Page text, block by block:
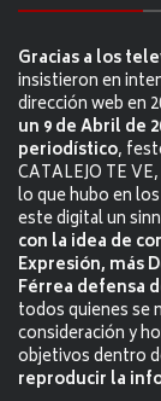
Gracias a los
insistieron en
dirección web en
un 9 de Abril de
periodístico,
CATALEJO TE
lo que hubo en
este digital un
con la idea de
Expresión, más
Férrea defensa
todos quienes se
consideración y
objetivos dentro
reproducir la